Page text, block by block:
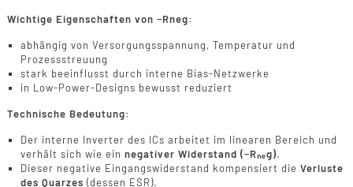
Wichtige Eigenschaften von −Rneg:
abhängig von Versorgungsspannung, Temperatur und
Prozessstreuung
stark beeinflusst durch interne Bias-Netzwerke
in Low-Power-Designs bewusst reduziert
Technische Bedeutung:
Der interne Inverter des ICs arbeitet im linearen Bereich und
verhält sich wie ein negativer Widerstand (−Rₙₑg).
Dieser negative Eingangswiderstand kompensiert die Verluste
des Quarzes (dessen ESR).